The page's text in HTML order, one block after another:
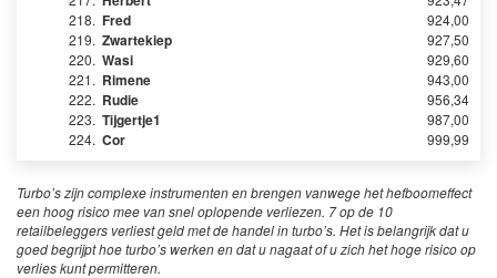
218. Fred
924,00
219. Zwartekiep
927,50
220. Wasi
929,60
221. Rimene
943,00
222. Rudie
956,34
223. Tijgertje1
987,00
224. Cor 999,99
Turbo’s zijn complexe instrumenten en brengen vanwege het hefboomeffect
een hoog risico mee van snel oplopende verliezen. 7 op de 10
retailbeleggers verliest geld met de handel in turbo’s. Het is belangrijk dat u
goed begrijpt hoe turbo’s werken en dat u nagaat of u zich het hoge risico op
verlies kunt permitteren.